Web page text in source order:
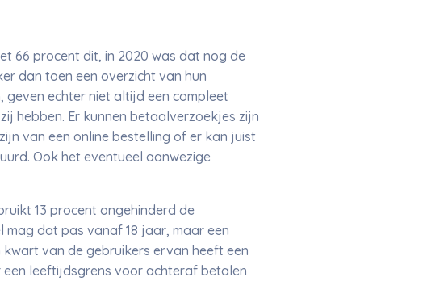
66 procent dit, in 2020 was dat nog de
dan toen een overzicht van hun
geven echter niet altijd een compleet
hebben. Er kunnen betaalverzoekjes zijn
van een online bestelling of er kan juist
Ook het eventueel aanwezige
13 procent ongehinderd de
mag dat pas vanaf 18 jaar, maar een
van de gebruikers ervan heeft een
leeftijdsgrens voor achteraf betalen